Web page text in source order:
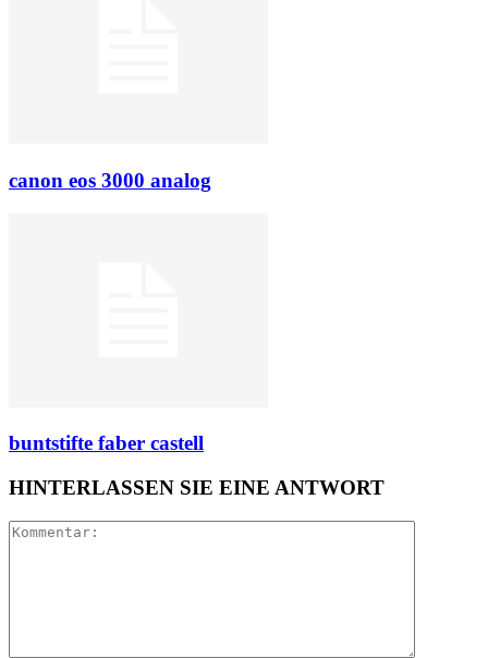
canon eos 3000 analog
buntstifte faber castell
HINTERLASSEN SIE EINE ANTWORT